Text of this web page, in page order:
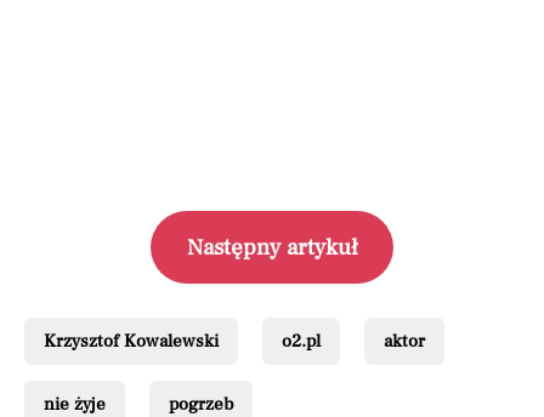
Następny artykuł
Krzysztof Kowalewski o2.pl aktor
nie żyje pogrzeb